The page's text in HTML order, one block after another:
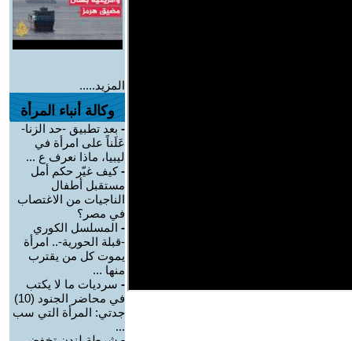
المزيد.....
وكالة أنباء المرأة
- بعد تطبيق -حد الزنا-
عَلَناً على امرأة في
ليبيا، ماذا نعرف ع ...
-كيف غيّر حكم أمل
مستقبل أطفال
الناجيات من الاغتصاب
في مصر؟
- المسلسل الكوري
-قبلة الحورية-.. امرأة
يموت كل من يقترب
منها ...
- سرديات ما لا يكتب
في محاضر الجنود (10)
جدتي: المرأة التي سب
...